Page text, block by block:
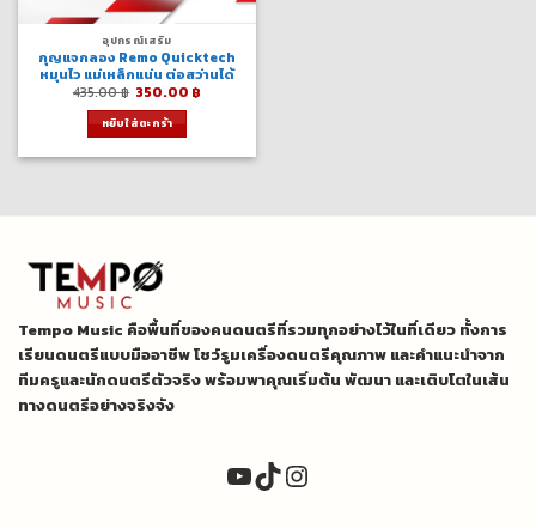
อุปกรณ์เสริม
กุญแจกลอง Remo Quicktech
หมุนไว แม่เหล็กแน่น ต่อสว่านได้
435.00฿ Original
was:
435.00 ฿.
350.00 ฿
หยิบใส่ตะกร้า
Tempo Music คือพื้นที่ของคนดนตรีที่รวมทุกอย่างไว้ในที่เดียว ทั้งการ
เรียนดนตรีแบบมืออาชีพ โชว์รูมเครื่องดนตรีคุณภาพ และคำแนะนำจาก
ทีมครูและนักดนตรีตัวจริง พร้อมพาคุณเริ่มต้น พัฒนา และเติบโตในเส้น
ทางดนตรีอย่างจริงจัง
YouTube
TikTok
Instagram